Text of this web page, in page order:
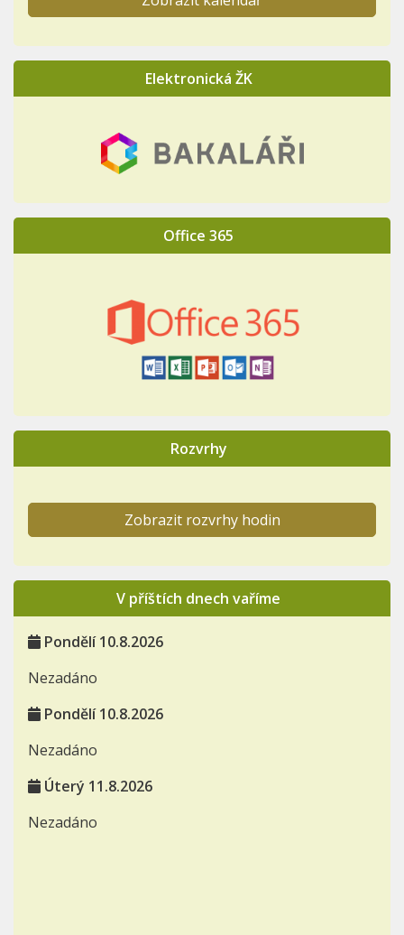
Elektronická ŽK
Office 365
Rozvrhy
Zobrazit rozvrhy hodin
V příštích dnech vaříme
Pondělí 10.8.2026
Nezadáno
Pondělí 10.8.2026
Nezadáno
Úterý 11.8.2026
Nezadáno